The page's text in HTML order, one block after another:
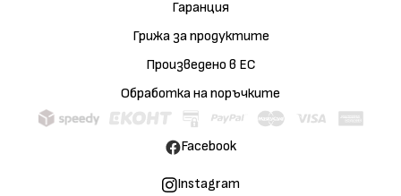
Гаранция
Грижа за продуктите
Произведено в ЕС
Обработка на поръчките
Facebook
Instagram